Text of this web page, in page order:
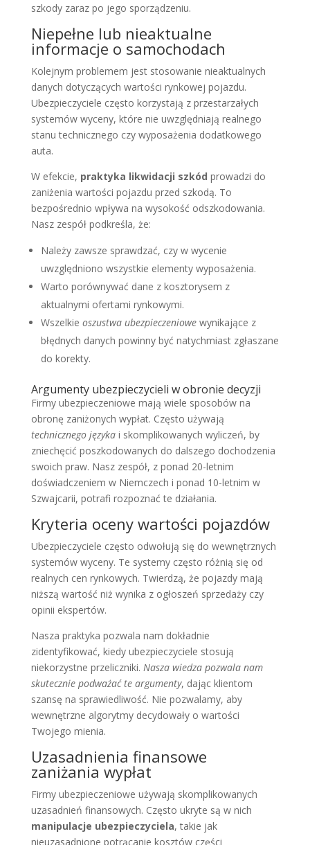
szkody zaraz po jego sporządzeniu.
Niepełne lub nieaktualne
informacje o samochodach
Kolejnym problemem jest stosowanie nieaktualnych
danych dotyczących wartości rynkowej pojazdu.
Ubezpieczyciele często korzystają z przestarzałych
systemów wyceny, które nie uwzględniają realnego
stanu technicznego czy wyposażenia dodatkowego
auta.
W efekcie, praktyka likwidacji szkód prowadzi do
zaniżenia wartości pojazdu przed szkodą. To
bezpośrednio wpływa na wysokość odszkodowania.
Nasz zespół podkreśla, że:
Należy zawsze sprawdzać, czy w wycenie
uwzględniono wszystkie elementy wyposażenia.
Warto porównywać dane z kosztorysem z
aktualnymi ofertami rynkowymi.
Wszelkie oszustwa ubezpieczeniowewynikające z
błędnych danych powinny być natychmiast zgłaszane
do korekty.
Argumenty ubezpieczycieli w obronie decyzji
Firmy ubezpieczeniowe mają wiele sposobów na
obronę zaniżonych wypłat. Często używają
technicznego językai skomplikowanych wyliczeń, by
zniechęcić poszkodowanych do dalszego dochodzenia
swoich praw. Nasz zespół, z ponad 20-letnim
doświadczeniem w Niemczech i ponad 10-letnim w
Szwajcarii, potrafi rozpoznać te działania.
Kryteria oceny wartości pojazdów
Ubezpieczyciele często odwołują się do wewnętrznych
systemów wyceny. Te systemy często różnią się od
realnych cen rynkowych. Twierdzą, że pojazdy mają
niższą wartość niż wynika z ogłoszeń sprzedaży czy
opinii ekspertów.
Nasza praktyka pozwala nam dokładnie
zidentyfikować, kiedy ubezpieczyciele stosują
niekorzystne przeliczniki. Nasza wiedza pozwala nam
skutecznie podważać te argumenty, dając klientom
szansę na sprawiedliwość. Nie pozwalamy, aby
wewnętrzne algorytmy decydowały o wartości
Twojego mienia.
Uzasadnienia finansowe
zaniżania wypłat
Firmy ubezpieczeniowe używają skomplikowanych
uzasadnień finansowych. Często ukryte są w nich
manipulacje ubezpieczyciela, takie jak
nieuzasadnione potrącanie kosztów części